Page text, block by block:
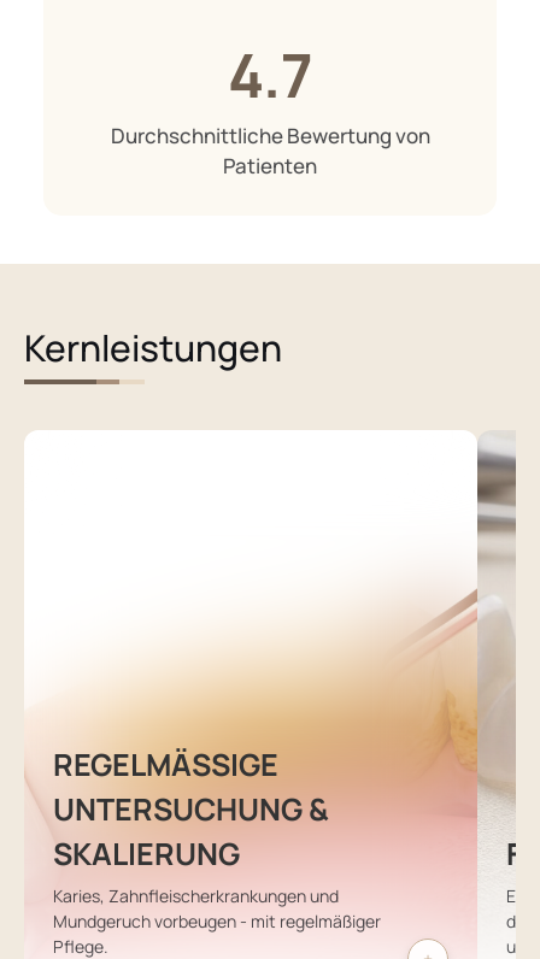
4.7
Durchschnittliche Bewertung von
Patienten
Kernleistungen
REGELMÄSSIGE U
NTERSUCHUNG & S
KALIERUNG
Karies, Zahnfleischerkrankungen und
Mundgeruch vorbeugen - mit regelmäßiger
Pflege.
und